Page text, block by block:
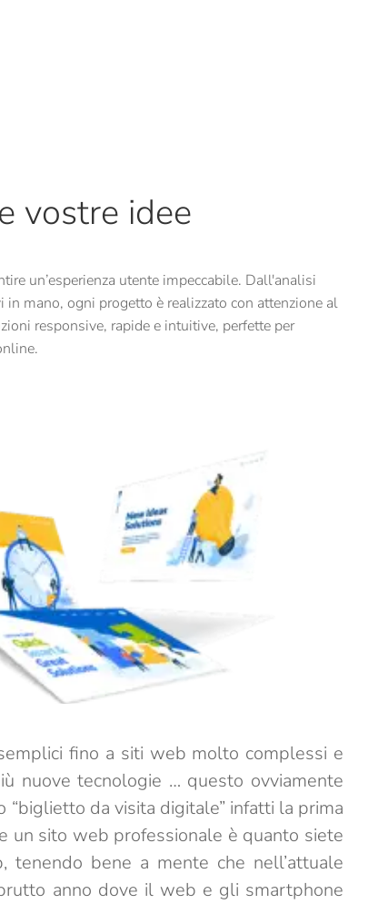
vostre idee
un’esperienza utente impeccabile. Dall'analisi
mano, ogni progetto è realizzato con attenzione al
responsive, rapide e intuitive, perfette per
fino a siti web molto complessi e
nuove tecnologie … questo ovviamente
da visita digitale” infatti la prima
un sito web professionale è quanto siete
bene a mente che nell’attuale
anno dove il web e gli smartphone